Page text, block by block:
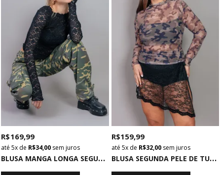
B
LUSA MANGA LONGA SEGUNDA PELE PRETA DE RENDA
R$ 169,99
5x de R$ 34,00 sem juros
B
LUSA SEGUNDA PELE DE TULE CAMUFLADA
R$ 159,99
5xde R$ 32,00sem juros